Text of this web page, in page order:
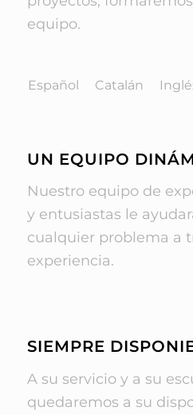
equipo.
Español Catalán
UN EQUIPO
Nuestro equipo de
y entusiastas le
cualquier problema a
experiencia.
SIEMPRE
A su servicio y a su
quedaremos a su